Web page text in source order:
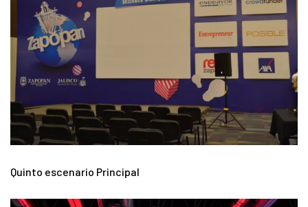
Quinto escenario Principal